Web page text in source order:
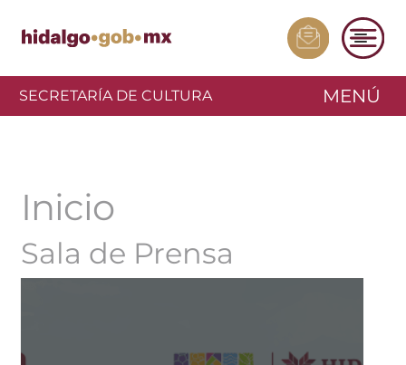
SECRETARÍA DE CULTURA MENÚ
Inicio
Sala de Prensa